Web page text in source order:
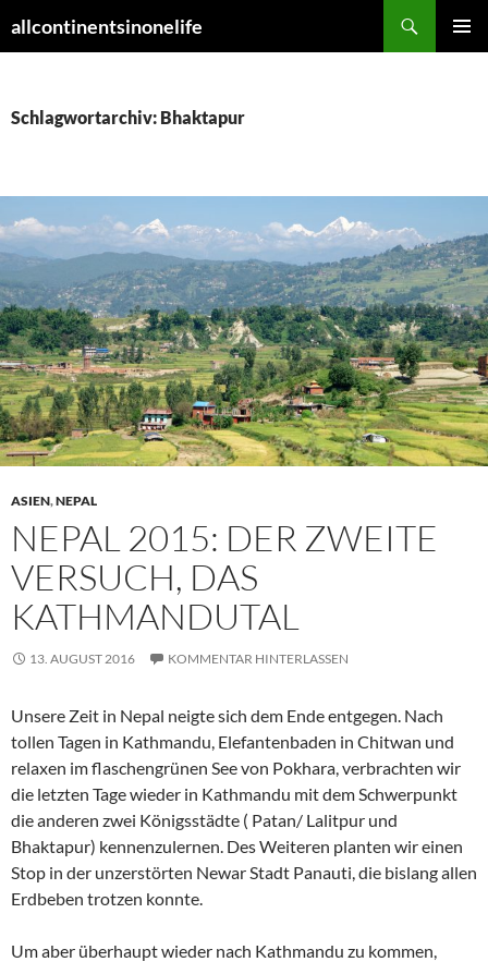
Inhalt
allcontinentsinonelife
Schlagwortarchiv: Bhaktapur
ASIEN,NEPAL
NEPAL 2015: DER ZWEITE
VERSUCH, DAS
KATHMANDUTAL
13. AUGUST 2016 KOMMENTAR HINTERLASSEN
Unsere Zeit in Nepal neigte sich dem Ende entgegen. Nach
tollen Tagen in Kathmandu, Elefantenbaden in Chitwan und
relaxen im flaschengrünen See von Pokhara, verbrachten wir
die letzten Tage wieder in Kathmandu mit dem Schwerpunkt
die anderen zwei Königsstädte ( Patan/ Lalitpur und
Bhaktapur) kennenzulernen. Des Weiteren planten wir einen
Stop in der unzerstörten Newar Stadt Panauti, die bislang allen
Erdbeben trotzen konnte.
Um aber überhaupt wieder nach Kathmandu zu kommen,